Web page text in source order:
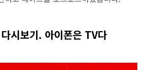
시보기. 아이폰은 TV다